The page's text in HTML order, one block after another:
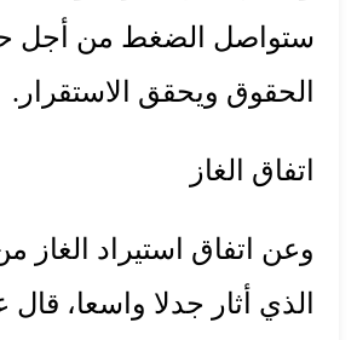
ستواصل الضغط من أجل
الحقوق ويحقق الاستقرار.
اتفاق الغاز
وعن اتفاق استيراد الغاز
الذي أثار جدلا واسعا،